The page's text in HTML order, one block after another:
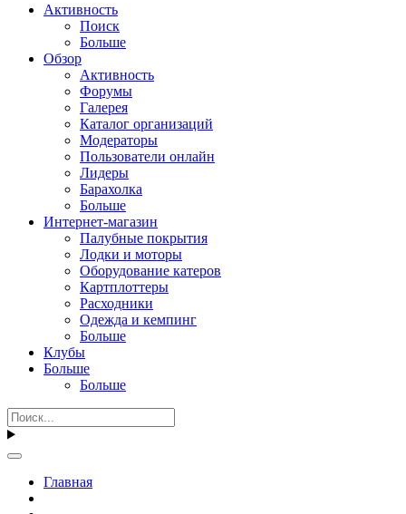
Активность
Поиск
Больше
Обзор
Активность
Форумы
Галерея
Каталог организаций
Модераторы
Пользователи онлайн
Лидеры
Барахолка
Больше
Интернет-магазин
Палубные покрытия
Лодки и моторы
Оборудование катеров
Картплоттеры
Расходники
Одежда и кемпинг
Больше
Клубы
Больше
Больше
Главная